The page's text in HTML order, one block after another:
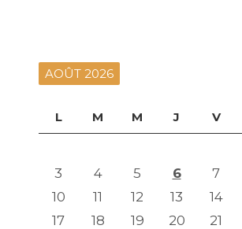
AOÛT 2026
L M M J V
3
4 5 6 7
10
11 12 13 14
17
18 19 20 21